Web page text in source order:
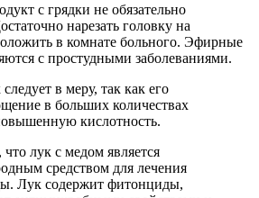
с грядки не обязательно
нарезать головку на
в комнате больного. Эфирные
с простудными заболеваниями.
в меру, так как его
в больших количествах
кислотность.
лук с медом является
средством для лечения
Лук содержит фитонциды,